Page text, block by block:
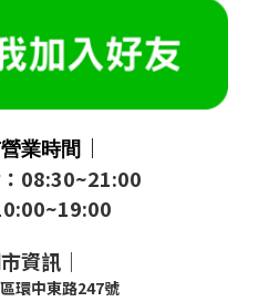
營業時間 ｜
08:30~21:00
資訊｜
環中東路247號